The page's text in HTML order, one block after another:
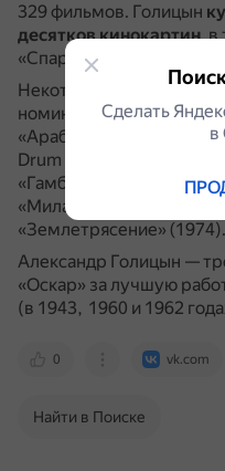
329 фильмов. Голицын
десятков кинокартин, в
«Спартак», «Убить
Некоторые фильмы, за
номинировался на
«Арабские ночи» (1942),
Drum Song» (1961), «That
«Гамбит» (1966),
«Милая Чарити» (1969),
«Землетрясение» (1974).
Александр Голицын —
«Оскар» за лучшую
(в 1943, 1960 и 1962
0 vk.com
Найти в Поиске
Сделать
в